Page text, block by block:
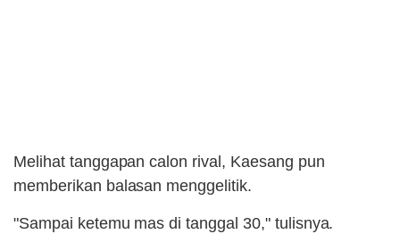
Melihat tanggapan calon rival, Kaesang pun
memberikan balasan menggelitik.
"Sampai ketemu mas di tanggal 30," tulisnya.